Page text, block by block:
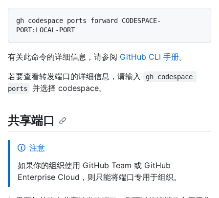
gh codespace ports forward CODESPACE-
有关此命令的详细信息，请参阅 GitHub CLI 手册。
若要查看转发端口的详细信息，请输入
gh codespace
ports
并选择 codespace。
共享端口
注意
如果你的组织使用 GitHub Team 或 GitHub
Enterprise Cloud，则只能将端口专用于组织。